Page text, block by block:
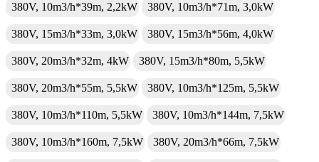
380V, 10m3/h*39m, 2,2kW 380V, 10m3/h*71m, 3,0kW
380V, 15m3/h*33m, 3,0kW 380V, 15m3/h*56m, 4,0kW
380V, 20m3/h*32m, 4kW 380V, 15m3/h*80m, 5,5kW
380V, 20m3/h*55m, 5,5kW 380V, 10m3/h*125m, 5,5kW
380V, 10m3/h*110m, 5,5kW 380V, 10m3/h*144m, 7,5kW
380V, 10m3/h*160m, 7,5kW 380V, 20m3/h*66m, 7,5kW